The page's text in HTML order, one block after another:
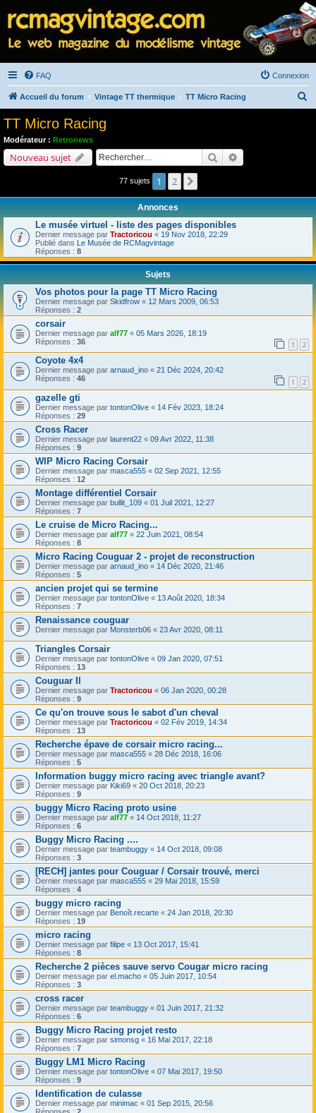
FAQ Connexion
Accueil du forum Vintage TT thermique TT Micro Racing
c
TT Micro Racing
Modérateur : Retronews
Nouveau sujet Rechercher
77 sujets 1 2
Annonces
Le musée virtuel - liste des pages disponibles
Dernier message par Tractoricou « 19 Nov 2018, 22:29
Publié dans Le Musée de RCMagvintage
Réponses : 8
Sujets
Vos photos pour la page TT Micro Racing
Dernier message par Skidfrow « 12 Mars 2009, 06:53
Réponses : 2
corsair
Dernier message par alf77 « 05 Mars 2026, 18:19
Réponses : 36 1 2
Coyote 4x4
Dernier message par arnaud_ino « 21 Déc 2024, 20:42
Réponses : 46 1 2
gazelle gti
Dernier message par tontonOlive « 14 Fév 2023, 18:24
Réponses : 29
Cross Racer
Dernier message par laurent22 « 09 Avr 2022, 11:38
Réponses : 9
WIP Micro Racing Corsair
Dernier message par masca555 « 02 Sep 2021, 12:55
Réponses : 12
Montage différentiel Corsair
Dernier message par bullit_109 « 01 Juil 2021, 12:27
Réponses : 7
Le cruise de Micro Racing...
Dernier message par alf77 « 22 Juin 2021, 08:54
Réponses : 8
Micro Racing Couguar 2 - projet de reconstruction
Dernier message par arnaud_ino « 14 Déc 2020, 21:46
Réponses : 5
ancien projet qui se termine
Dernier message par tontonOlive « 13 Août 2020, 18:34
Réponses : 7
Renaissance couguar
Dernier message par Monsterb06 « 23 Avr 2020, 08:11
Triangles Corsair
Dernier message par tontonOlive « 09 Jan 2020, 07:51
Réponses : 13
Couguar II
Dernier message par Tractoricou « 06 Jan 2020, 00:28
Réponses : 9
Ce qu'on trouve sous le sabot d'un cheval
Dernier message par Tractoricou « 02 Fév 2019, 14:34
Réponses : 13
Recherche épave de corsair micro racing...
Dernier message par masca555 « 28 Déc 2018, 16:06
Réponses : 5
Information buggy micro racing avec triangle avant?
Dernier message par Kiki69 « 20 Oct 2018, 20:23
Réponses : 9
buggy Micro Racing proto usine
Dernier message par alf77 « 14 Oct 2018, 11:27
Réponses : 6
Buggy Micro Racing ....
Dernier message par teambuggy « 14 Oct 2018, 09:08
Réponses : 3
[RECH] jantes pour Couguar / Corsair trouvé, merci
Dernier message par masca555 « 29 Mai 2018, 15:59
Réponses : 4
buggy micro racing
Dernier message par Benoît.recarte « 24 Jan 2018, 20:30
Réponses : 19
micro racing
Dernier message par filipe « 13 Oct 2017, 15:41
Réponses : 8
Recherche 2 pièces sauve servo Cougar micro racing
Dernier message par el.macho « 05 Juin 2017, 10:54
Réponses : 3
cross racer
Dernier message par teambuggy « 01 Juin 2017, 21:32
Réponses : 6
Buggy Micro Racing projet resto
Dernier message par simonsg « 16 Mai 2017, 22:18
Réponses : 7
Buggy LM1 Micro Racing
Dernier message par tontonOlive « 07 Mai 2017, 19:50
Réponses : 9
Identification de culasse
Dernier message par minimac « 01 Sep 2015, 20:56